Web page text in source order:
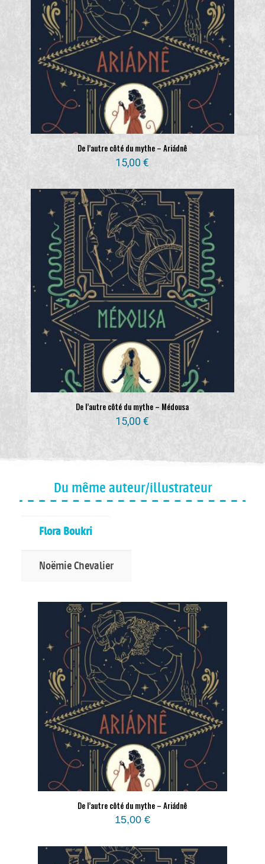
De l’autre côté du mythe – Ariádnê
15,00€
De l’autre côté du mythe – Médousa
15,00€
Du même auteur/illustrateur
Flora Boukri
Noëmie Chevalier
De l’autre côté du mythe – Ariádnê
15,00 €